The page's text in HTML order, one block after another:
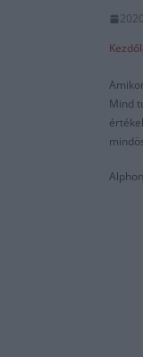
Mind